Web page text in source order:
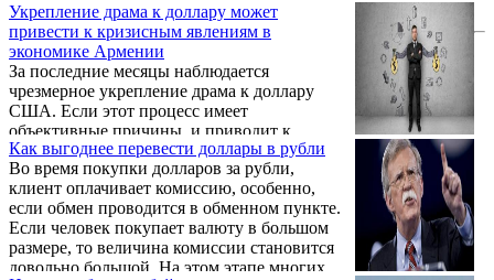
Укрепление драма к доллару может
привести к кризисным явлениям в
экономике Армении
За последние месяцы наблюдается
чрезмерное укрепление драма к доллару
США. Если этот процесс имеет
объективные причины, и приводит к
положительным сдвигам в экономике,
повышению уровня жизни населения,
сдерживанию инфляции, то его можно
было бы лишь приветствовать.
Как выгоднее перевести доллары в рубли
Во время покупки долларов за рубли,
клиент оплачивает комиссию, особенно,
если обмен проводится в обменном пункте.
Если человек покупает валюту в большом
размере, то величина комиссии становится
довольно большой. На этом этапе многих